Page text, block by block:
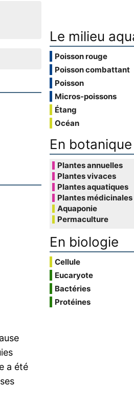
a été
Le milieu
Poisson rouge
Poisson combattant
Poisson
Micros-poissons
Étang
Océan
En botanique
Plantes annuelles
Plantes vivaces
Plantes aquatiques
Plantes médicinales
Aquaponie
Permaculture
En biologie
Cellule
Eucaryote
Bactéries
Protéines